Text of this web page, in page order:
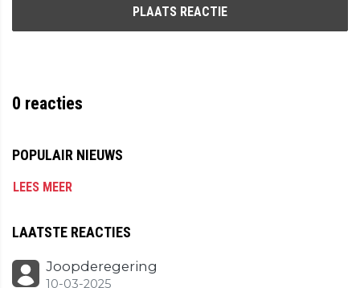
PLAATS REACTIE
0 reacties
POPULAIR NIEUWS
LEES MEER
LAATSTE REACTIES
Joopderegering
10-03-2025